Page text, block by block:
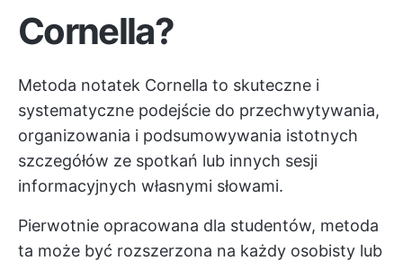
Cornella?
Metoda notatek Cornella to skuteczne i
systematyczne podejście do przechwytywania,
organizowania i podsumowywania istotnych
szczegółów ze spotkań lub innych sesji
informacyjnych własnymi słowami.
Pierwotnie opracowana dla studentów, metoda
ta może być rozszerzona na każdy osobisty lub